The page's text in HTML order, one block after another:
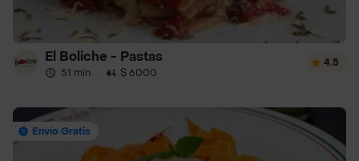
El Boliche - Pastas
51 min · $ 6000
4.5
Envío Gratis